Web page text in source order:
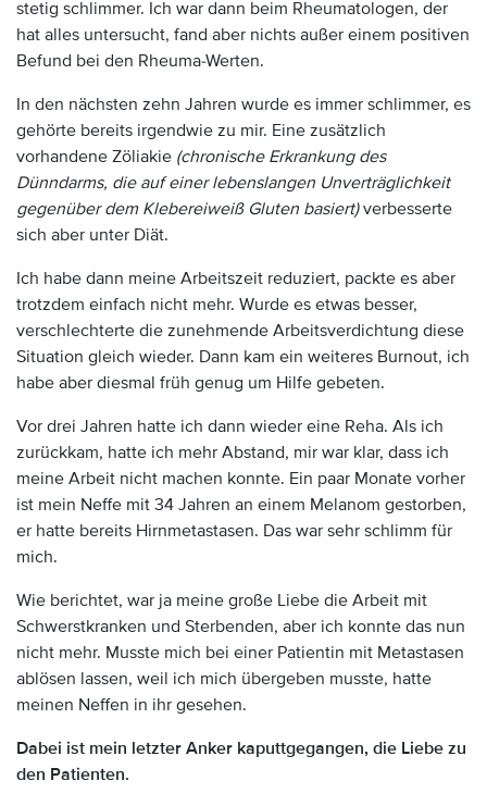
stetig schlimmer. Ich war dann beim Rheumatologen, der
hat alles untersucht, fand aber nichts außer einem positiven
Befund bei den Rheuma-Werten.
In den nächsten zehn Jahren wurde es immer schlimmer, es
gehörte bereits irgendwie zu mir. Eine zusätzlich
vorhandene Zöliakie (chronische Erkrankung des
Dünndarms, die auf einer lebenslangen Unverträglichkeit
gegenüber dem Klebereiweiß Gluten basiert)verbesserte
sich aber unter Diät.
Ich habe dann meine Arbeitszeit reduziert, packte es aber
trotzdem einfach nicht mehr. Wurde es etwas besser,
verschlechterte die zunehmende Arbeitsverdichtung diese
Situation gleich wieder. Dann kam ein weiteres Burnout, ich
habe aber diesmal früh genug um Hilfe gebeten.
Vor drei Jahren hatte ich dann wieder eine Reha. Als ich
zurückkam, hatte ich mehr Abstand, mir war klar, dass ich
meine Arbeit nicht machen konnte. Ein paar Monate vorher
ist mein Neffe mit 34 Jahren an einem Melanom gestorben,
er hatte bereits Hirnmetastasen. Das war sehr schlimm für
mich.
Wie berichtet, war ja meine große Liebe die Arbeit mit
Schwerstkranken und Sterbenden, aber ich konnte das nun
nicht mehr. Musste mich bei einer Patientin mit Metastasen
ablösen lassen, weil ich mich übergeben musste, hatte
meinen Neffen in ihr gesehen.
Dabei ist mein letzter Anker kaputtgegangen, die Liebe zu
den Patienten.